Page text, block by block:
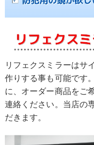
リフェクスミラーはサ
作りする事も可能です
に、オーダー商品をご
連絡ください。当店の
だきます。